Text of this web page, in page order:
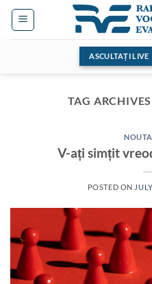
Skip
ASCULTAȚI LIVE
TAG
V-ați simțit
POSTED ON